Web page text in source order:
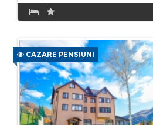
CAZARE PENSIUNI